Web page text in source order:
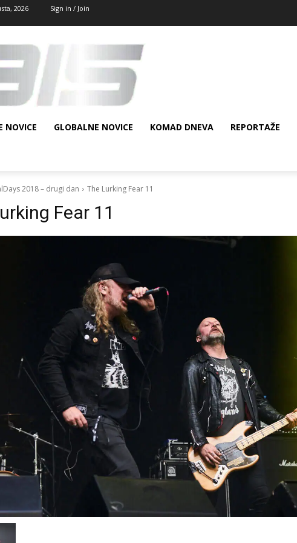
2026 Sign in / Join
NOVICE GLOBALNE NOVICE KOMAD DNEVA REPORTAŽE
2018 – drugi dan The Lurking Fear 11
Fear 11